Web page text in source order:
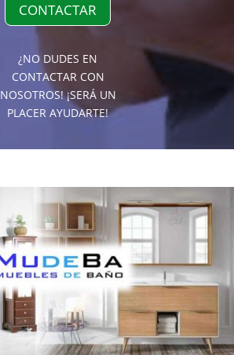
CONTACTAR
¿NO DUDES EN
CONTACTAR CON
NOSOTROS! ¡SERÁ UN
PLACER AYUDARTE!